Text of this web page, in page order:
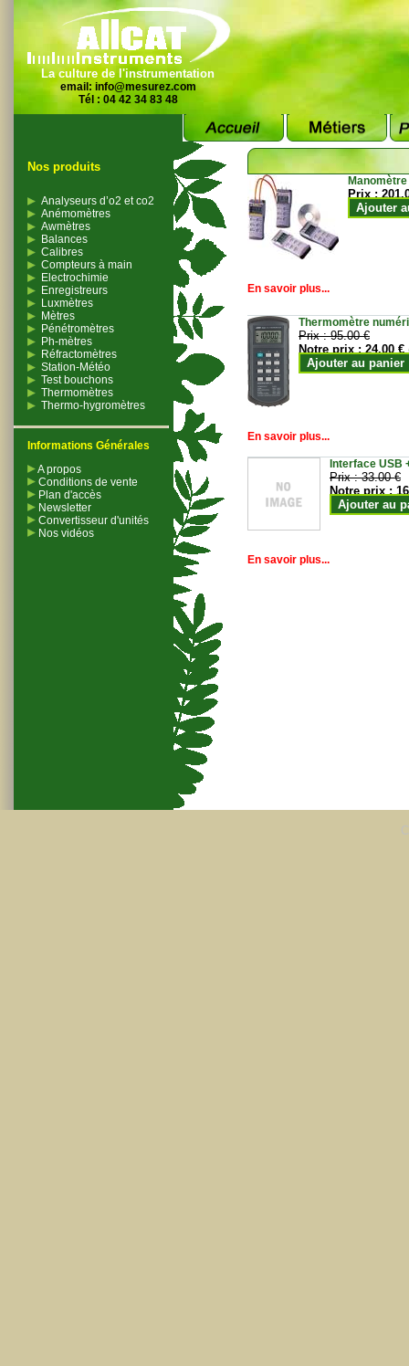
La culture de l'instrumentation
email: info@mesurez.com
Tél : 04 42 34 83 48
Nos produits
Analyseurs d’o2 et co2
Anémomètres
Awmètres
Balances
Calibres
Compteurs à main
Electrochimie
Enregistreurs
Luxmètres
Mètres
Pénétromètres
Ph-mètres
Réfractomètres
Station-Météo
Test bouchons
Thermomètres
Thermo-hygromètres
Informations Générales
A propos
Conditions de vente
Plan d'accès
Newsletter
Convertisseur d'unités
Nos vidéos
Prix :
Ajouter
En savoir plus...
Thermomètre
Prix :95.00 €
Notre prix :24.00 €
Ajouter au panier
En savoir plus...
Interface USB
Prix :33.00 €
Notre prix :
Ajouter au
En savoir plus...